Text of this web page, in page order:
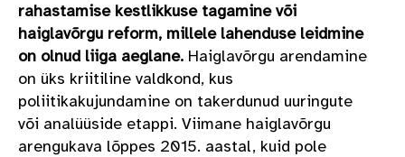
rahastamise kestlikkuse tagamine või
haiglavõrgu reform, millele lahenduse leidmine
on olnud liiga aeglane. Haiglavõrgu arendamine
on üks kriitiline valdkond, kus
poliitikakujundamine on takerdunud uuringute
või analüüside etappi. Viimane haiglavõrgu
arengukava lõppes 2015. aastal, kuid pole